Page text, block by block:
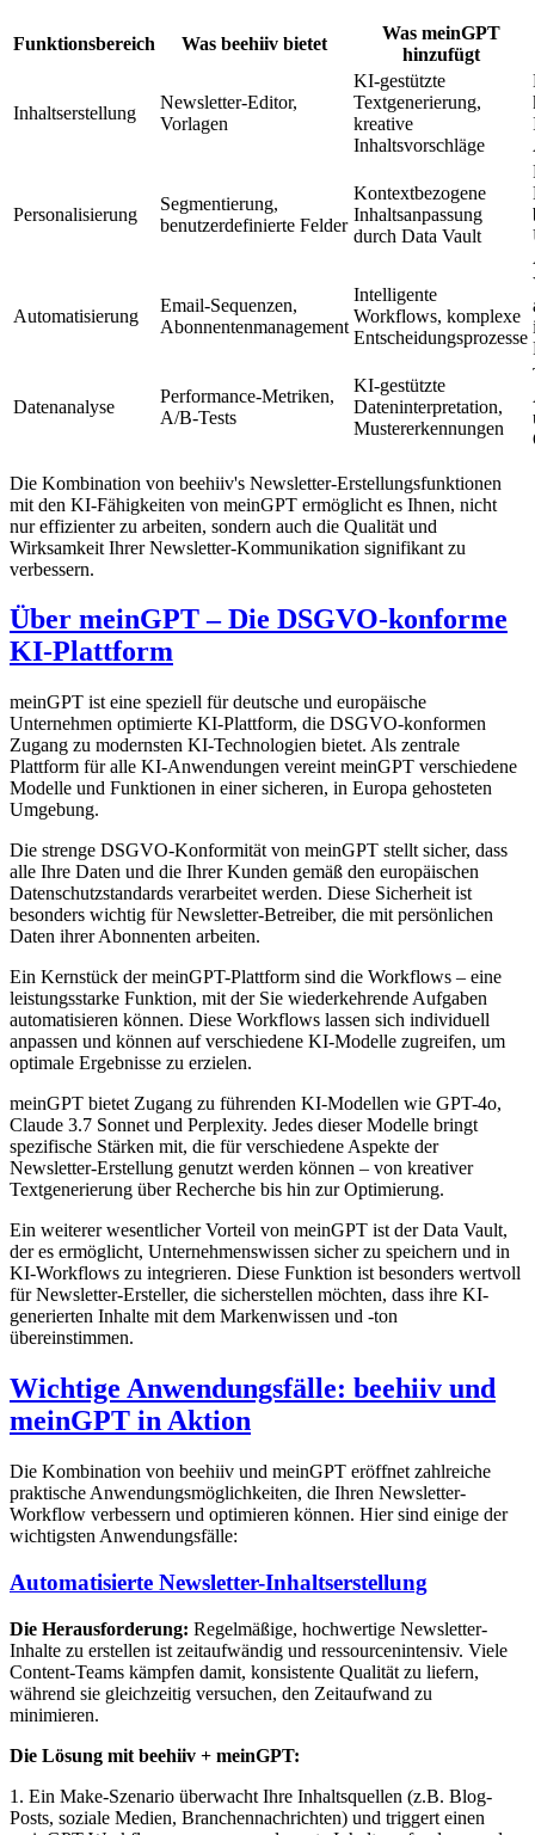
Funktionsbereich Was beehiiv bietet
Was meinGPT
hinzufügt
Inhaltserstellung
Newsletter-Editor,
Vorlagen
KI-gestützte
Textgenerierung,
kreative
Inhaltsvorschläge
Personalisierung
Segmentierung,
benutzerdefinierte Felder
Kontextbezogene
Inhaltsanpassung
durch Data Vault
Automatisierung
Email-Sequenzen,
Abonnentenmanagement
Intelligente
Workflows, komplexe
Entscheidungsprozesse
Datenanalyse
Performance-Metriken,
A/B-Tests
KI-gestützte
Dateninterpretation,
Mustererkennungen
Die Kombination von beehiiv's Newsletter-Erstellungsfunktionen
mit den KI-Fähigkeiten von meinGPT ermöglicht es Ihnen, nicht
nur effizienter zu arbeiten, sondern auch die Qualität und
Wirksamkeit Ihrer Newsletter-Kommunikation signifikant zu
verbessern.
Über meinGPT – Die DSGVO-konforme
KI-Plattform
meinGPT ist eine speziell für deutsche und europäische
Unternehmen optimierte KI-Plattform, die DSGVO-konformen
Zugang zu modernsten KI-Technologien bietet. Als zentrale
Plattform für alle KI-Anwendungen vereint meinGPT verschiedene
Modelle und Funktionen in einer sicheren, in Europa gehosteten
Umgebung.
Die strenge DSGVO-Konformität von meinGPT stellt sicher, dass
alle Ihre Daten und die Ihrer Kunden gemäß den europäischen
Datenschutzstandards verarbeitet werden. Diese Sicherheit ist
besonders wichtig für Newsletter-Betreiber, die mit persönlichen
Daten ihrer Abonnenten arbeiten.
Ein Kernstück der meinGPT-Plattform sind die Workflows – eine
leistungsstarke Funktion, mit der Sie wiederkehrende Aufgaben
automatisieren können. Diese Workflows lassen sich individuell
anpassen und können auf verschiedene KI-Modelle zugreifen, um
optimale Ergebnisse zu erzielen.
meinGPT bietet Zugang zu führenden KI-Modellen wie GPT-4o,
Claude 3.7 Sonnet und Perplexity. Jedes dieser Modelle bringt
spezifische Stärken mit, die für verschiedene Aspekte der
Newsletter-Erstellung genutzt werden können – von kreativer
Textgenerierung über Recherche bis hin zur Optimierung.
Ein weiterer wesentlicher Vorteil von meinGPT ist der Data Vault,
der es ermöglicht, Unternehmenswissen sicher zu speichern und in
KI-Workflows zu integrieren. Diese Funktion ist besonders wertvoll
für Newsletter-Ersteller, die sicherstellen möchten, dass ihre KI-
generierten Inhalte mit dem Markenwissen und -ton
übereinstimmen.
Wichtige Anwendungsfälle: beehiiv und
meinGPT in Aktion
Die Kombination von beehiiv und meinGPT eröffnet zahlreiche
praktische Anwendungsmöglichkeiten, die Ihren Newsletter-
Workflow verbessern und optimieren können. Hier sind einige der
wichtigsten Anwendungsfälle:
Automatisierte Newsletter-Inhaltserstellung
Die Herausforderung: Regelmäßige, hochwertige Newsletter-
Inhalte zu erstellen ist zeitaufwändig und ressourcenintensiv. Viele
Content-Teams kämpfen damit, konsistente Qualität zu liefern,
während sie gleichzeitig versuchen, den Zeitaufwand zu
minimieren.
Die Lösung mit beehiiv + meinGPT:
1. Ein Make-Szenario überwacht Ihre Inhaltsquellen (z.B. Blog-
Posts, soziale Medien, Branchennachrichten) und triggert einen